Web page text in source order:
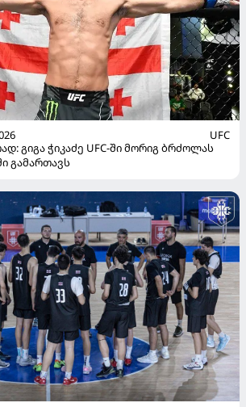
UFC
გიგა ჭიკაძე UFC-ში მორიგ ბრძოლას
გამართავს